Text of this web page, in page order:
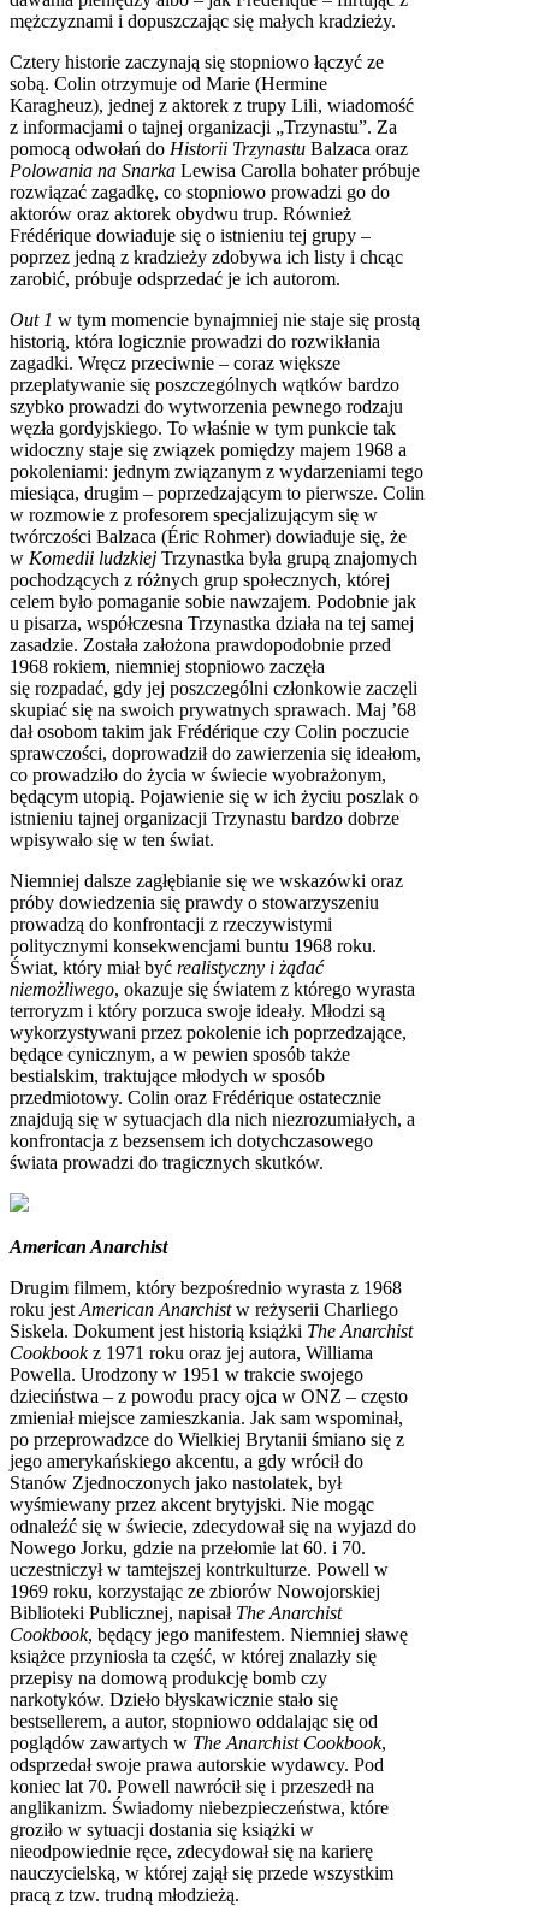
mężczyznami i dopuszczając się małych kradzieży.
Cztery historie zaczynają się stopniowo łączyć ze
sobą. Colin otrzymuje od Marie (Hermine
Karagheuz), jednej z aktorek z trupy Lili, wiadomość
z informacjami o tajnej organizacji „Trzynastu”. Za
pomocą odwołań do Historii Trzynastu Balzaca oraz
Polowania na Snarka Lewisa Carolla bohater próbuje
rozwiązać zagadkę, co stopniowo prowadzi go do
aktorów oraz aktorek obydwu trup. Również
Frédérique dowiaduje się o istnieniu tej grupy –
poprzez jedną z kradzieży zdobywa ich listy i chcąc
zarobić, próbuje odsprzedać je ich autorom.
Out 1 w tym momencie bynajmniej nie staje się prostą
historią, która logicznie prowadzi do rozwikłania
zagadki. Wręcz przeciwnie – coraz większe
przeplatywanie się poszczególnych wątków bardzo
szybko prowadzi do wytworzenia pewnego rodzaju
węzła gordyjskiego. To właśnie w tym punkcie tak
widoczny staje się związek pomiędzy majem 1968 a
pokoleniami: jednym związanym z wydarzeniami tego
miesiąca, drugim – poprzedzającym to pierwsze. Colin
w rozmowie z profesorem specjalizującym się w
twórczości Balzaca (Éric Rohmer) dowiaduje się, że
w Komedii ludzkiej Trzynastka była grupą znajomych
pochodzących z różnych grup społecznych, której
celem było pomaganie sobie nawzajem. Podobnie jak
u pisarza, współczesna Trzynastka działa na tej samej
zasadzie. Została założona prawdopodobnie przed
1968 rokiem, niemniej stopniowo zaczęła
się rozpadać, gdy jej poszczególni członkowie zaczęli
skupiać się na swoich prywatnych sprawach. Maj ’68
dał osobom takim jak Frédérique czy Colin poczucie
sprawczości, doprowadził do zawierzenia się ideałom,
co prowadziło do życia w świecie wyobrażonym,
będącym utopią. Pojawienie się w ich życiu poszlak o
istnieniu tajnej organizacji Trzynastu bardzo dobrze
wpisywało się w ten świat.
Niemniej dalsze zagłębianie się we wskazówki oraz
próby dowiedzenia się prawdy o stowarzyszeniu
prowadzą do konfrontacji z rzeczywistymi
politycznymi konsekwencjami buntu 1968 roku.
Świat, który miał być realistyczny i żądać
niemożliwego, okazuje się światem z którego wyrasta
terroryzm i który porzuca swoje ideały. Młodzi są
wykorzystywani przez pokolenie ich poprzedzające,
będące cynicznym, a w pewien sposób także
bestialskim, traktujące młodych w sposób
przedmiotowy. Colin oraz Frédérique ostatecznie
znajdują się w sytuacjach dla nich niezrozumiałych, a
konfrontacja z bezsensem ich dotychczasowego
świata prowadzi do tragicznych skutków.
American Anarchist
Drugim filmem, który bezpośrednio wyrasta z 1968
roku jest American Anarchistw reżyserii Charliego
Siskela. Dokument jest historią książki The Anarchist
Cookbookz 1971 roku oraz jej autora, Williama
Powella. Urodzony w 1951 w trakcie swojego
dzieciństwa – z powodu pracy ojca w ONZ – często
zmieniał miejsce zamieszkania. Jak sam wspominał,
po przeprowadzce do Wielkiej Brytanii śmiano się z
jego amerykańskiego akcentu, a gdy wrócił do
Stanów Zjednoczonych jako nastolatek, był
wyśmiewany przez akcent brytyjski. Nie mogąc
odnaleźć się w świecie, zdecydował się na wyjazd do
Nowego Jorku, gdzie na przełomie lat 60. i 70.
uczestniczył w tamtejszej kontrkulturze. Powell w
1969 roku, korzystając ze zbiorów Nowojorskiej
Biblioteki Publicznej, napisał The Anarchist
Cookbook, będący jego manifestem. Niemniej sławę
książce przyniosła ta część, w której znalazły się
przepisy na domową produkcję bomb czy
narkotyków. Dzieło błyskawicznie stało się
bestsellerem, a autor, stopniowo oddalając się od
poglądów zawartych w The Anarchist Cookbook,
odsprzedał swoje prawa autorskie wydawcy. Pod
koniec lat 70. Powell nawrócił się i przeszedł na
anglikanizm. Świadomy niebezpieczeństwa, które
groziło w sytuacji dostania się książki w
nieodpowiednie ręce, zdecydował się na karierę
nauczycielską, w której zajął się przede wszystkim
pracą z tzw. trudną młodzieżą.